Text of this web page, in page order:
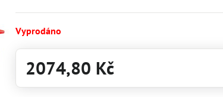
Vyprodáno
2074,80 Kč